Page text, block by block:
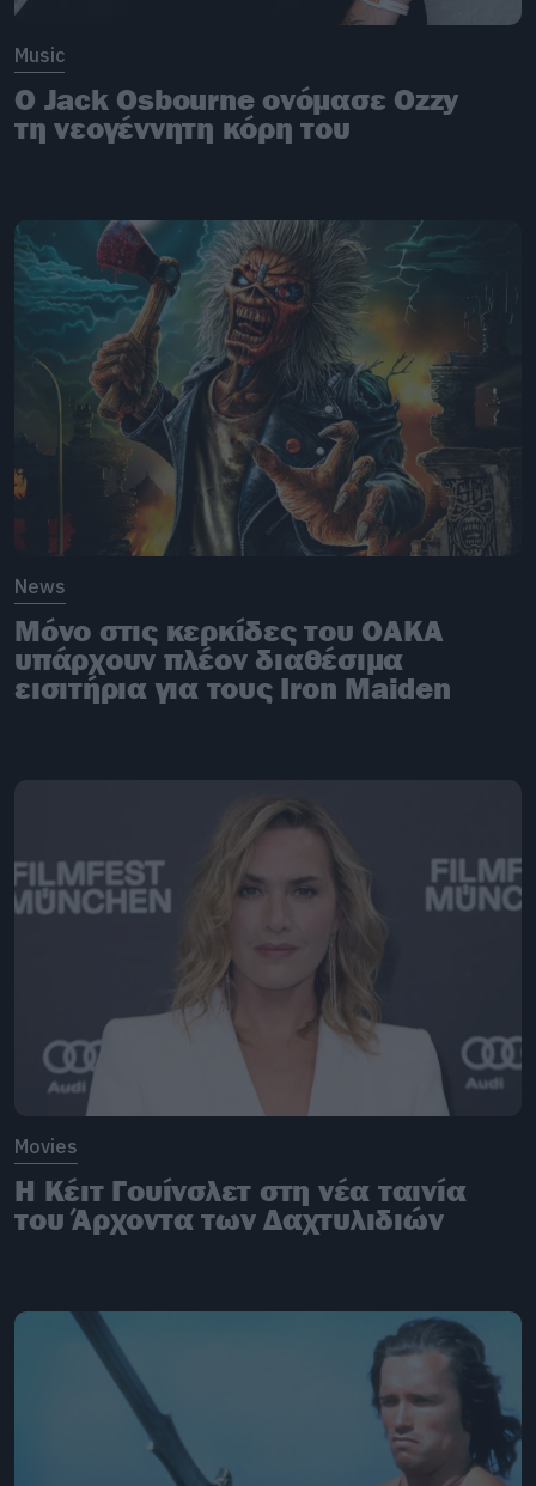
Music
O Jack Osbourne ονόμασε Ozzy
τη νεογέννητη κόρη του
News
Μόνο στις κερκίδες του ΟΑΚΑ
υπάρχουν πλέον διαθέσιμα
εισιτήρια για τους Iron Maiden
Movies
Η Κέιτ Γουίνσλετ στη νέα ταινία
του Άρχοντα των Δαχτυλιδιών